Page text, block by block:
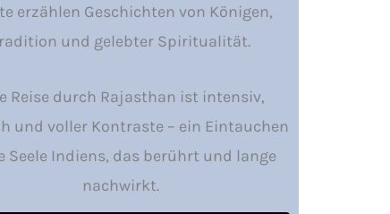
erzählen Geschichten von Königen,
und gelebter Spiritualität.
Reise durch Rajasthan ist intensiv,
und voller Kontraste – ein Eintauchen
Seele Indiens, das berührt und lange
nachwirkt.